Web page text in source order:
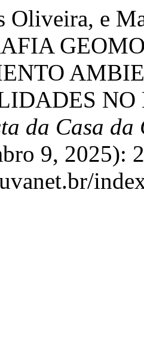
Oliveira, e
da Casa
9, 2025):